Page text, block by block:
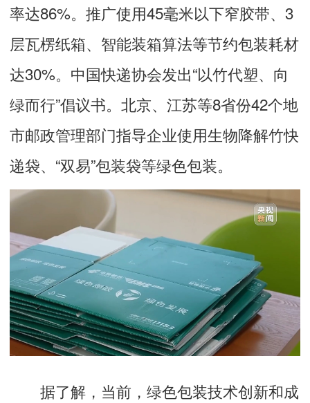
率达86%。推广使用45毫米以下窄胶带、3
层瓦楞纸箱、智能装箱算法等节约包装耗材
达30%。中国快递协会发出“以竹代塑、向
绿而行”倡议书。北京、江苏等8省份42个地
市邮政管理部门指导企业使用生物降解竹快
递袋、“双易”包装袋等绿色包装。
据了解，当前，绿色包装技术创新和成